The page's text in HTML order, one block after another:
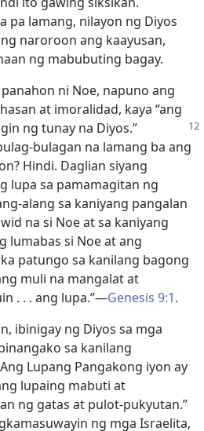
pa lamang, nilayon ng Diyos
naroroon ang kaayusan,
ng mabubuting bagay.
ni Noe, napuno ang
at imoralidad, kaya “ang
ng tunay na Diyos.”
bulagan na lamang ba ang
Hindi. Daglian siyang
lupa sa pamamagitan ng
alang sa kaniyang pangalan
na si Noe at sa kaniyang
lumabas si Noe at ang
patungo sa kanilang bagong
muli na mangalat at
. . . ang lupa.”​—Genesis 9:1.
ibinigay ng Diyos sa mga
sa kanilang
Lupang Pangakong iyon ay
lupaing mabuti at
ng gatas at pulot-pukyutan.”
ng mga Israelita,